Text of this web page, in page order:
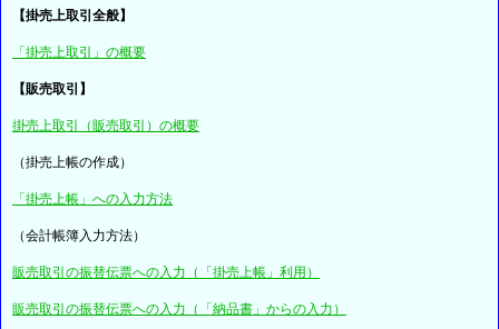
【掛売上取引全般】
「掛売上取引」の概要
【販売取引】
掛売上取引（販売取引）の概要
（掛売上帳の作成）
「掛売上帳」への入力方法
（会計帳簿入力方法）
販売取引の振替伝票への入力（「掛売上帳」利用）
販売取引の振替伝票への入力（「納品書」からの入力）